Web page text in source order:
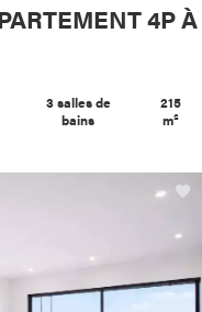
4P À
3 salles de
bains
215
m²